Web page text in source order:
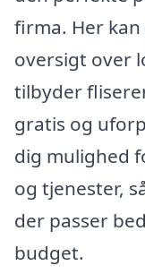
firma. Her
oversigt over
tilbyder
gratis og
dig mulighed
og tjenester,
der passer
budget.